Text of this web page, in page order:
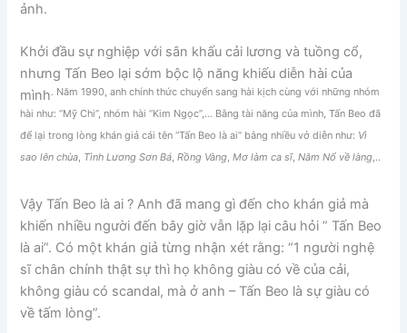
ảnh.
Khởi đầu sự nghiệp với sân khấu cải lương và tuồng cổ,
nhưng Tấn Beo lại sớm bộc lộ năng khiếu diễn hài của
mình. Năm 1990, anh chính thức chuyển sang hài kịch cùng với những nhóm
hài như: “Mỹ Chi”, nhóm hài “Kim Ngọc”,… Bằng tài năng của mình, Tấn Beo đã
để lại trong lòng khán giả cái tên “Tấn Beo là ai” bằng nhiều vở diễn như: Vì
sao lên chùa, Tình Lương Sơn Bá,Rồng Vàng,Mơ làm ca sĩ,Năm Nổ về làng,..
Vậy Tấn Beo là ai ? Anh đã mang gì đến cho khán giả mà
khiến nhiều người đến bây giờ vẫn lặp lại câu hỏi ” Tấn Beo
là ai”. Có một khán giả từng nhận xét rằng: “1 người nghệ
sĩ chân chính thật sự thì họ không giàu có về của cải,
không giàu có scandal, mà ở anh – Tấn Beo là sự giàu có
về tấm lòng”.